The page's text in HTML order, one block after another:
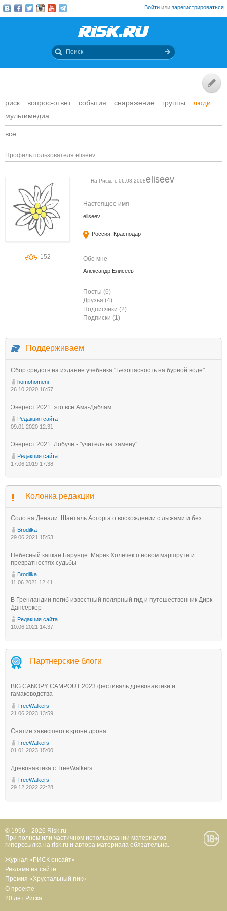
Войти или зарегистрироваться
риск вопрос-ответ события снаряжение группы
люди
мультимедиа
все
Профиль пользователя eliseev
152
eliseev
На Риске с 06.08.2008
Настоящее имя
eliseev
Россия, Краснодар
Обо мне
Александр Елисеев
Посты (6)
Друзья (4)
Подписчики (2)
Подписки (1)
Поддерживаем
Сбор средств на издание учебника "Безопасность на бурной воде"
homohomeni
26.10.2020 16:57
Эверест 2021: это всё Ама-Даблам
Редакция сайта
09.01.2020 12:31
Эверест 2021: Лобуче - "учитель на замену"
Редакция сайта
17.06.2019 17:38
Колонка редакции
Соло на Денали: Шанталь Асторга о восхождении с лыжами и без
Brodilka
29.06.2021 15:53
Небесный капкан Барунце: Марек Холечек о новом маршруте и
превратностях судьбы
Brodilka
11.06.2021 12:41
В Гренландии погиб известный полярный гид и путешественник Дирк
Дансеркер
Редакция сайта
10.06.2021 14:37
Партнерские блоги
BIG CANOPY CAMPOUT 2023 фестиваль древонавтики и
гамаководства
TreeWalkers
21.06.2023 13:59
Снятие зависшего в кроне дрона
TreeWalkers
01.01.2023 15:00
Древонавтика с TreeWalkers
TreeWalkers
29.12.2022 22:28
© 1996—2026 Risk.ru
При полном или частичном использовании материалов
гиперссылка на risk.ru и автора материала обязательна.
Журнал «РИСК онсайт»
Реклама на сайте
Премия «Хрустальный пик»
О проекте
20 лет Риска